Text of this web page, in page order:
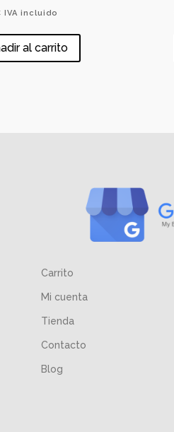
IVA incluido
al carrito
Carrito
Mi cuenta
Tienda
Contacto
Blog